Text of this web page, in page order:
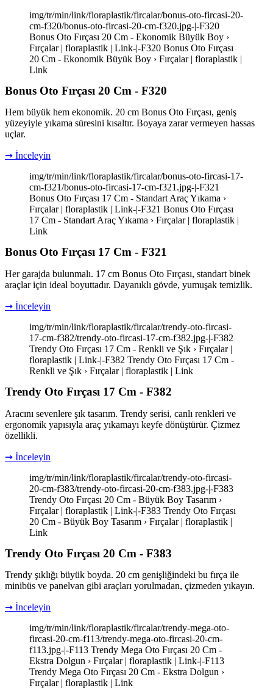
img/tr/min/link/floraplastik/fircalar/bonus-oto-fircasi-20-
cm-f320/bonus-oto-fircasi-20-cm-f320.jpg-|-F320
Bonus Oto Fırçası 20 Cm - Ekonomik Büyük Boy ›
Fırçalar | floraplastik | Link-|-F320 Bonus Oto Fırçası
20 Cm - Ekonomik Büyük Boy › Fırçalar | floraplastik |
Link
Bonus Oto Fırçası 20 Cm - F320
Hem büyük hem ekonomik. 20 cm Bonus Oto Fırçası, geniş
yüzeyiyle yıkama süresini kısaltır. Boyaya zarar vermeyen hassas
uçlar.
➞ İnceleyin
img/tr/min/link/floraplastik/fircalar/bonus-oto-fircasi-17-
cm-f321/bonus-oto-fircasi-17-cm-f321.jpg-|-F321
Bonus Oto Fırçası 17 Cm - Standart Araç Yıkama ›
Fırçalar | floraplastik | Link-|-F321 Bonus Oto Fırçası
17 Cm - Standart Araç Yıkama › Fırçalar | floraplastik |
Link
Bonus Oto Fırçası 17 Cm - F321
Her garajda bulunmalı. 17 cm Bonus Oto Fırçası, standart binek
araçlar için ideal boyuttadır. Dayanıklı gövde, yumuşak temizlik.
➞ İnceleyin
img/tr/min/link/floraplastik/fircalar/trendy-oto-fircasi-
17-cm-f382/trendy-oto-fircasi-17-cm-f382.jpg-|-F382
Trendy Oto Fırçası 17 Cm - Renkli ve Şık › Fırçalar |
floraplastik | Link-|-F382 Trendy Oto Fırçası 17 Cm -
Renkli ve Şık › Fırçalar | floraplastik | Link
Trendy Oto Fırçası 17 Cm - F382
Aracını sevenlere şık tasarım. Trendy serisi, canlı renkleri ve
ergonomik yapısıyla araç yıkamayı keyfe dönüştürür. Çizmez
özellikli.
➞ İnceleyin
img/tr/min/link/floraplastik/fircalar/trendy-oto-fircasi-
20-cm-f383/trendy-oto-fircasi-20-cm-f383.jpg-|-F383
Trendy Oto Fırçası 20 Cm - Büyük Boy Tasarım ›
Fırçalar | floraplastik | Link-|-F383 Trendy Oto Fırçası
20 Cm - Büyük Boy Tasarım › Fırçalar | floraplastik |
Link
Trendy Oto Fırçası 20 Cm - F383
Trendy şıklığı büyük boyda. 20 cm genişliğindeki bu fırça ile
minibüs ve panelvan gibi araçları yorulmadan, çizmeden yıkayın.
➞ İnceleyin
img/tr/min/link/floraplastik/fircalar/trendy-mega-oto-
fircasi-20-cm-f113/trendy-mega-oto-fircasi-20-cm-
f113.jpg-|-F113 Trendy Mega Oto Fırçası 20 Cm -
Ekstra Dolgun › Fırçalar | floraplastik | Link-|-F113
Trendy Mega Oto Fırçası 20 Cm - Ekstra Dolgun ›
Fırçalar | floraplastik | Link